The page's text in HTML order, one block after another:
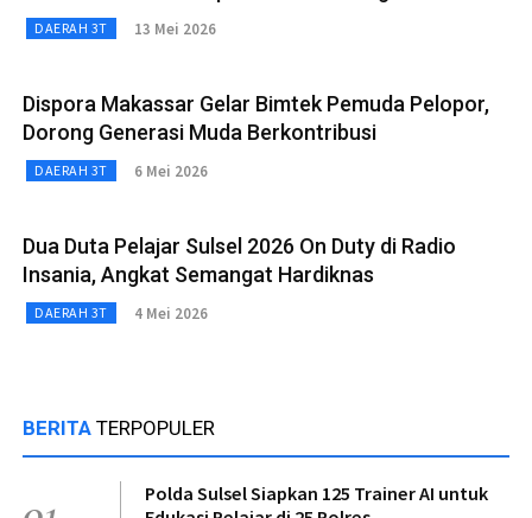
DAERAH 3T 13 Mei 2026
Dispora Makassar Gelar Bimtek Pemuda Pelopor,
Dorong Generasi Muda Berkontribusi
DAERAH 3T 6 Mei 2026
Dua Duta Pelajar Sulsel 2026 On Duty di Radio
Insania, Angkat Semangat Hardiknas
DAERAH 3T 4 Mei 2026
BERITA TERPOPULER
Polda Sulsel Siapkan 125 Trainer AI untuk